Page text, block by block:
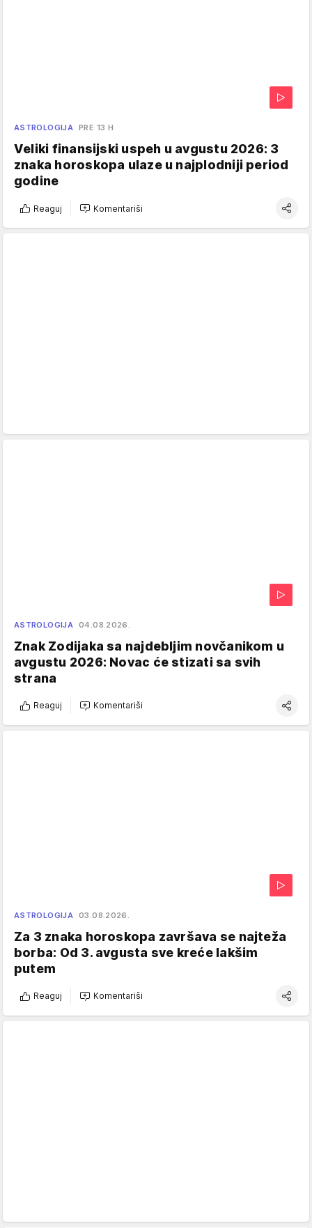
ASTROLOGIJA PRE 13 H
Veliki finansijski uspeh u avgustu 2026: 3
znaka horoskopa ulaze u najplodniji period
godine
Reaguj Komentariši
ASTROLOGIJA 04.08.2026.
Znak Zodijaka sa najdebljim novčanikom u
avgustu 2026: Novac će stizati sa svih
strana
Reaguj Komentariši
ASTROLOGIJA 03.08.2026.
Za 3 znaka horoskopa završava se najteža
borba: Od 3. avgusta sve kreće lakšim
putem
Reaguj Komentariši